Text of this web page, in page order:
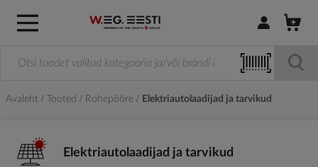
Logi sisse /
Avaleht Tooted Rohepööre Elektriautolaadijad ja tarvikud
Elektriautolaadijad ja tarvikud